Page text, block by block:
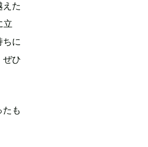
えた
立
ちに
ぜひ
たも